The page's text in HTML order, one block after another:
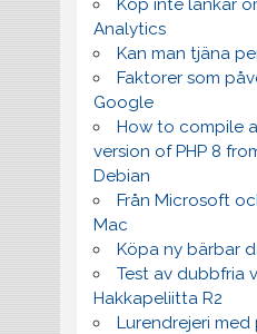
Analytics
Kan man tjäna
Faktorer som
Google
How to compile
version of PHP 8
Debian
Från Microsoft
Mac
Köpa ny bärbar
Test av dubbfria
Hakkapeliitta R2
Lurendrejeri med